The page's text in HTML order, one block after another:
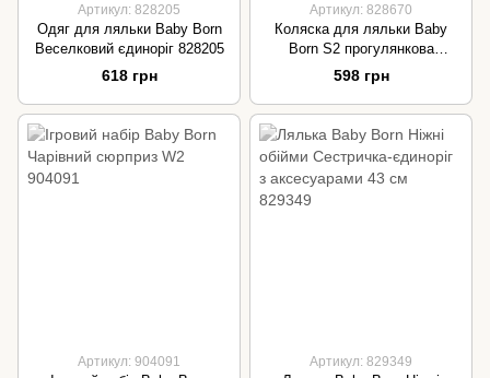
Артикул: 828205
Одяг для ляльки Baby Born
Веселковий єдиноріг 828205
618 грн
Артикул: 828670
Коляска для ляльки Baby
Born S2 прогулянкова
складна 828670
598 грн
Артикул: 904091 Артикул: 829349